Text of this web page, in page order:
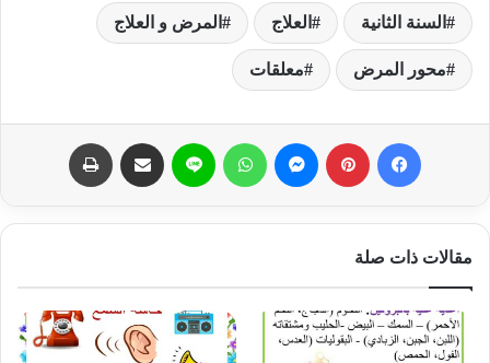
السنة الثانية العلاج المرض و العلاج
محور المرض معلقات
مقالات ذات صلة